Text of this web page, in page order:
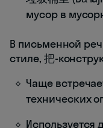
мусор в
В письменной
стиле, 把-
Чаще
технических
Используется